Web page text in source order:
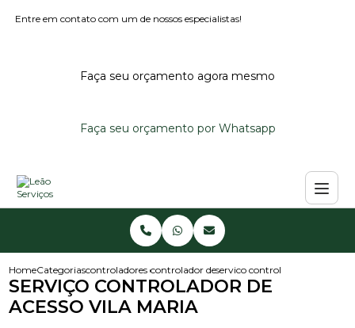
Entre em contato com um de nossos especialistas!
Faça seu orçamento agora mesmo
Faça seu orçamento por Whatsapp
HomeCategoriascontroladores de acessocontrolador de acessoservico controlador de acesso
SERVIÇO CONTROLADOR DE
ACESSO VILA MARIA